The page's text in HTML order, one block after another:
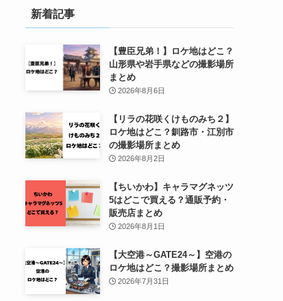
新着記事
【豊臣兄弟！】ロケ地はどこ？
山形県や岩手県などの撮影場所
まとめ
2026年8月6日
【リラの花咲くけものみち２】
ロケ地はどこ？釧路市・江別市
の撮影場所まとめ
2026年8月2日
【ちいかわ】キャラマグネッツ
5はどこで買える？通販予約・
販売店まとめ
2026年8月1日
【大空港～GATE24～】空港の
ロケ地はどこ？撮影場所まとめ
2026年7月31日